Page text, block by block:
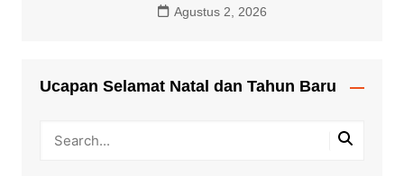
Agustus 2, 2026
Ucapan Selamat Natal dan Tahun Baru